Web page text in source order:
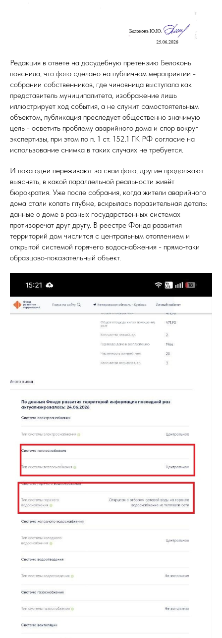
Редакция в ответе на досудебную претензию Белоконь
пояснила, что фото сделано на публичном мероприятии -
собрании собственников, где чиновница выступала как
представитель муниципалитета, изображение лишь
иллюстрирует ход события, а не служит самостоятельным
объектом, публикация преследует общественно значимую
цель - осветить проблему аварийного дома и спор вокруг
экспертизы, при этом по п. 1 ст. 152.1 ГК РФ согласие на
использование снимка в таких случаях не требуется.
И пока одни переживают за свои фото, другие продолжают
выяснять, в какой параллельной реальности живёт
бюрократия. Уже после собрания, когда жители аварийного
дома стали копать глубже, вскрылась поразительная деталь:
данные о доме в разных государственных системах
противоречат друг другу. В реестре Фонда развития
территорий дом числится с центральным отоплением и
открытой системой горячего водоснабжения - прямо‑таки
образцово‑показательный объект.